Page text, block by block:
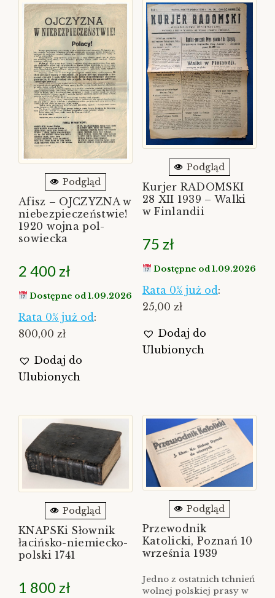
Podgląd
Afisz – OJCZYZNA w
niebezpieczeństwie!
1920 wojna pol-
sowiecka
2 400zł
Dostępne od 1.09.2026
Rata 0% już od:
800,00 zł
Dodaj do
Ulubionych
Podgląd
Kurjer RADOMSKI
28 XII 1939 – Walki
w Finlandii
75 zł
Dostępne od 1.09.2026
Rata 0% już od :
25,00 zł
Dodaj do
Ulubionych
Podgląd
KNAPSKi Słownik
łacińsko-niemiecko-
polski 1741
1 800 zł
Podgląd
Przewodnik
Katolicki, Poznań 10
września 1939
Jedno z ostatnich tchnień
wolnej polskiej prasy w